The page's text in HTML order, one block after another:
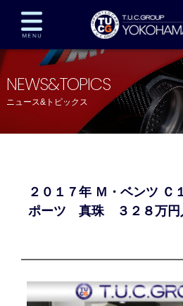
在庫車両情報 保証&サービス
TUCとは？ 店舗情報
全国納車 特別作業
プライバシーポリシー スタッフblog
NEWS&TOPICS
ニュース&トピックス
２０１７年 Ｍ・ベンツ Ｃ
ポーツ 真珠 ３２８万円